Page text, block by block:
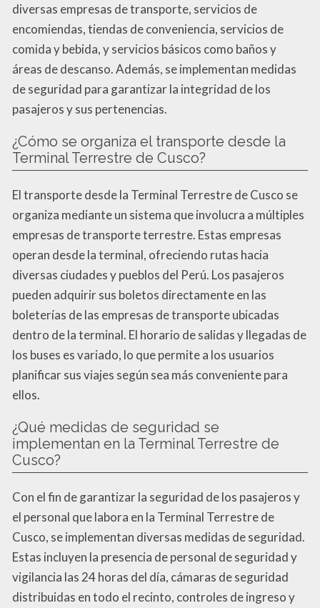
diversas empresas de transporte, servicios de
encomiendas, tiendas de conveniencia, servicios de
comida y bebida, y servicios básicos como baños y
áreas de descanso. Además, se implementan medidas
de seguridad para garantizar la integridad de los
pasajeros y sus pertenencias.
¿Cómo se organiza el transporte desde la
Terminal Terrestre de Cusco?
El transporte desde la Terminal Terrestre de Cusco se
organiza mediante un sistema que involucra a múltiples
empresas de transporte terrestre. Estas empresas
operan desde la terminal, ofreciendo rutas hacia
diversas ciudades y pueblos del Perú. Los pasajeros
pueden adquirir sus boletos directamente en las
boleterías de las empresas de transporte ubicadas
dentro de la terminal. El horario de salidas y llegadas de
los buses es variado, lo que permite a los usuarios
planificar sus viajes según sea más conveniente para
ellos.
¿Qué medidas de seguridad se
implementan en la Terminal Terrestre de
Cusco?
Con el fin de garantizar la seguridad de los pasajeros y
el personal que labora en la Terminal Terrestre de
Cusco, se implementan diversas medidas de seguridad.
Estas incluyen la presencia de personal de seguridad y
vigilancia las 24 horas del día, cámaras de seguridad
distribuidas en todo el recinto, controles de ingreso y